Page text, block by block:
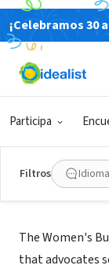
¡Celebramos 30
Participa
Filtros Idioma
The
Acerca de
The Women's
that advocates